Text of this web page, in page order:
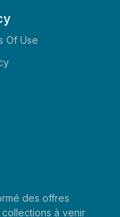
Of Use
des offres
à venir